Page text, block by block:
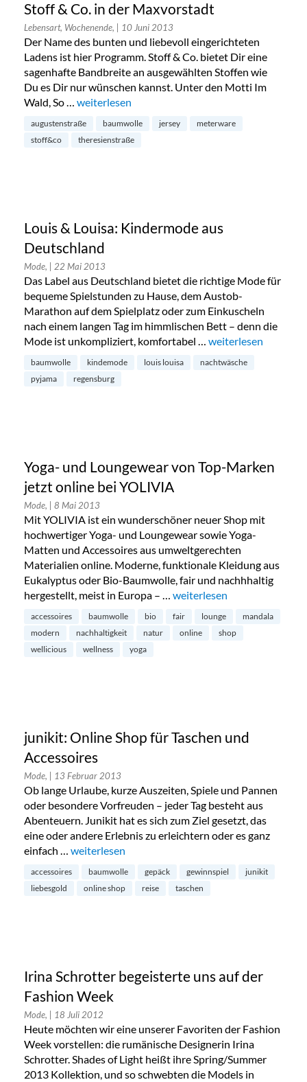
Stoff & Co. in der Maxvorstadt
Lebensart, Wochenende, | 10 Juni 2013
Der Name des bunten und liebevoll eingerichteten
Ladens ist hier Programm. Stoff & Co. bietet Dir eine
sagenhafte Bandbreite an ausgewählten Stoffen wie
Du es Dir nur wünschen kannst. Unter den Motti Im
Wald, So … „Stoff & Co. in der Maxvorstadt“
weiterlesen
augustenstraße baumwolle jersey
meterware
stoff&co
theresienstraße
Louis & Louisa: Kindermode aus
Deutschland
Mode, | 22 Mai 2013
Das Label aus Deutschland bietet die richtige Mode für
bequeme Spielstunden zu Hause, dem Austob-
Marathon auf dem Spielplatz oder zum Einkuscheln
nach einem langen Tag im himmlischen Bett – denn die
Mode ist unkompliziert, komfortabel … „Louis & Louisa:
weiterlesen
baumwolle kindemode louis louisa
nachtwäsche
pyjama
regensburg
Yoga- und Loungewear von Top-Marken
jetzt online bei YOLIVIA
Mode, | 8 Mai 2013
Mit YOLIVIA ist ein wunderschöner neuer Shop mit
hochwertiger Yoga- und Loungewear sowie Yoga-
Matten und Accessoires aus umweltgerechten
Materialien online. Moderne, funktionale Kleidung aus
Eukalyptus oder Bio-Baumwolle, fair und nachhhaltig
hergestellt, meist in Europa – … „Yoga- und Loungewear
weiterlesen
accessoires baumwolle bio fair lounge
mandala
modern
nachhaltigkeit natur online
shop
wellicious
wellness yoga
junikit: Online Shop für Taschen und
Accessoires
Mode, | 13 Februar 2013
Ob lange Urlaube, kurze Auszeiten, Spiele und Pannen
oder besondere Vorfreuden – jeder Tag besteht aus
Abenteuern. Junikit hat es sich zum Ziel gesetzt, das
eine oder andere Erlebnis zu erleichtern oder es ganz
einfach … „junikit: Online Shop für Taschen und Accessoires“
weiterlesen
accessoires baumwolle gepäck gewinnspiel
junikit
liebesgold
online shop reise taschen
Irina Schrotter begeisterte uns auf der
Fashion Week
Mode, | 18 Juli 2012
Heute möchten wir eine unserer Favoriten der Fashion
Week vorstellen: die rumänische Designerin Irina
Schrotter. Shades of Light heißt ihre Spring/Summer
2013 Kollektion, und so schwebten die Models in